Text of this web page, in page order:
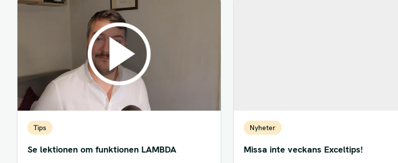
Tips
Se lektionen om funktionen LAMBDA
Nyheter
Missa inte veckans Exceltips!